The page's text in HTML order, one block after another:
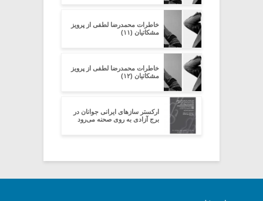
خاطرات محمدرضا لطفی از پرویز
مشکاتیان (۱۱)
خاطرات محمدرضا لطفی از پرویز
مشکاتیان (۱۲)
ارکستر سازهای ایرانی جوانان در
برج آزادی به روی صحنه می‌رود